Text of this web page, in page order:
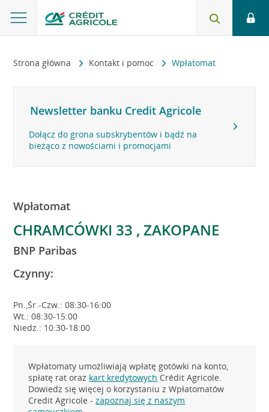
Strona główna Kontakt i pomoc Wpłatomat
Newsletter banku Credit Agricole
Dołącz do grona subskrybentów i bądź na
bieżąco z nowościami i promocjami
Wpłatomat
CHRAMCÓWKI 33 , ZAKOPANE
BNP Paribas
Czynny:
Pn.,Śr.-Czw.: 08:30-16:00
Wt.: 08:30-15:00
Niedz.: 10:30-18:00
Wpłatomaty umożliwiają wpłatę gotówki na konto,
spłatę rat oraz kart kredytowych Crédit Agricole.
Dowiedz się więcej o korzystaniu z Wpłatomatów
Credit Agricole -zapoznaj się z naszym